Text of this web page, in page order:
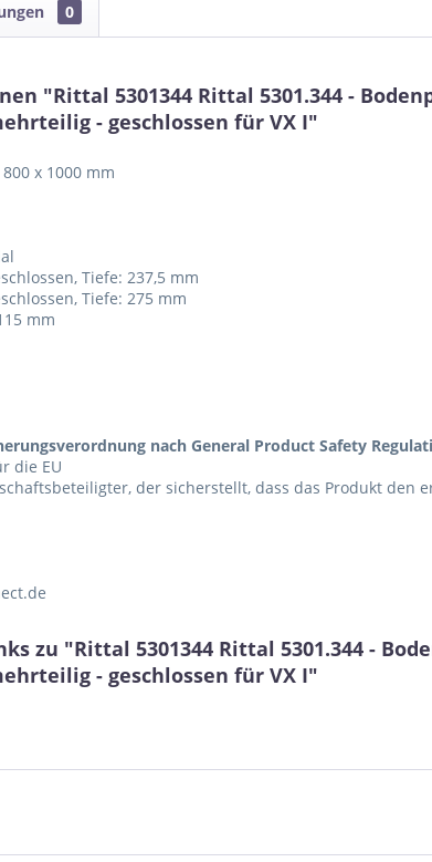
0
"Rittal 5301344 Rittal 5301.344 -
- geschlossen für VX I"
x 1000 mm
Tiefe: 237,5 mm
Tiefe: 275 mm
mm
nach General Product Safety
die EU
der sicherstellt, dass das Produkt den
zu "Rittal 5301344 Rittal 5301.344 -
- geschlossen für VX I"